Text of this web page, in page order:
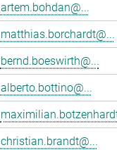
artem.bohdan@...
matthias.borchardt@...
bernd.boeswirth@...
alberto.bottino@...
christian.brandt@...